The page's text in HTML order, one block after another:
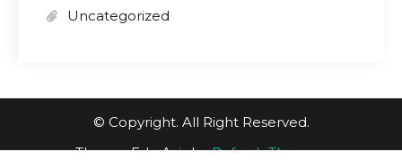
Uncategorized
© Copyright. All Right Reserved.
Theme: Edu Axis byRefresh Themes.